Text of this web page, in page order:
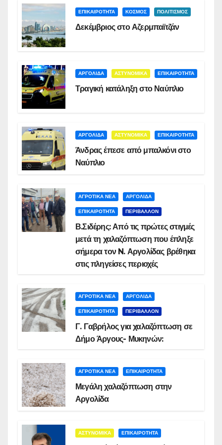
ΕΠΙΚΑΙΡΟΤΗΤΑ ΚΟΣΜΟΣ ΠΟΛΙΤΙΣΜΟΣ
Δεκέμβριος στο Αζερμπαϊτζάν
ΑΡΓΟΛΙΔΑ ΑΣΤΥΝΟΜΙΚΑ ΕΠΙΚΑΙΡΟΤΗΤΑ
Τραγική κατάληξη στο Ναύπλιο
ΑΡΓΟΛΙΔΑ ΑΣΤΥΝΟΜΙΚΑ ΕΠΙΚΑΙΡΟΤΗΤΑ
Άνδρας έπεσε από μπαλκόνι στο
Ναύπλιο
ΑΓΡΟΤΙΚΑ ΝΕΑ ΑΡΓΟΛΙΔΑ
ΕΠΙΚΑΙΡΟΤΗΤΑ ΠΕΡΙΒΑΛΛΟΝ
Β.Σιδέρης: Από τις πρώτες στιγμές
μετά τη χαλαζόπτωση που έπληξε
σήμερα τον N. Αργολίδας βρέθηκα
στις πληγείσες περιοχές
ΑΓΡΟΤΙΚΑ ΝΕΑ ΑΡΓΟΛΙΔΑ
ΕΠΙΚΑΙΡΟΤΗΤΑ ΠΕΡΙΒΑΛΛΟΝ
Γ. Γαβρήλος για χαλαζόπτωση σε
Δήμο Άργους- Μυκηνών:
ΑΓΡΟΤΙΚΑ ΝΕΑ ΕΠΙΚΑΙΡΟΤΗΤΑ
Μεγάλη χαλαζόπτωση στην
Αργολίδα
ΑΣΤΥΝΟΜΙΚΑ ΕΠΙΚΑΙΡΟΤΗΤΑ